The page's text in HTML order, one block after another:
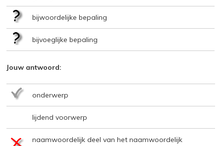
bijwoordelijke bepaling
bijvoeglijke bepaling
Jouw antwoord:
onderwerp
lijdend voorwerp
naamwoordelijk deel van het naamwoordelijk